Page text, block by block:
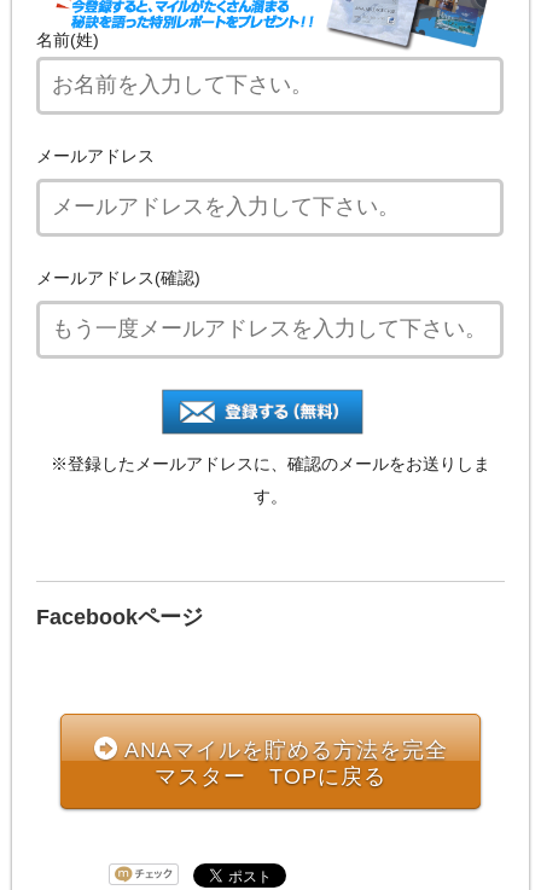
名前(姓)
メールアドレス
メールアドレス(確認)
※登録したメールアドレスに、確認のメールをお送りしま
す。
Facebookページ
ANAマイルを貯める方法を完全
マスター TOPに戻る